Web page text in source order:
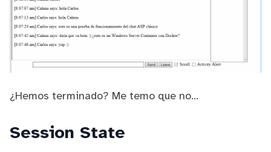
¿Hemos terminado? Me temo que no...
Session State